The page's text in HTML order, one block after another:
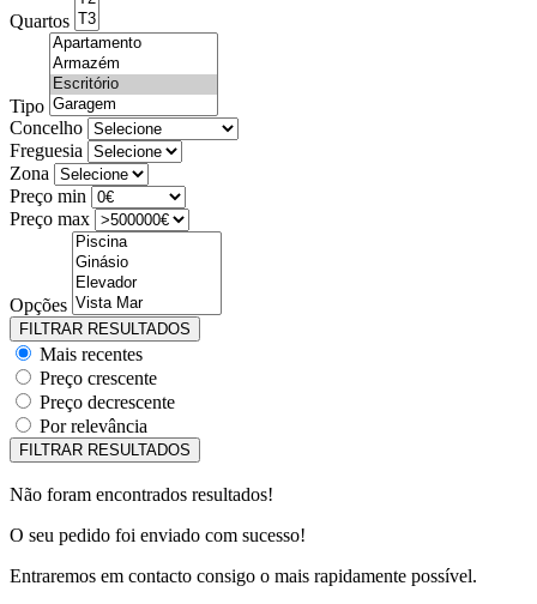
Quartos
Tipo
Concelho
Freguesia
Zona
Preço min
Preço max
Opções
Mais recentes
Preço crescente
Preço decrescente
Por relevância
Não foram encontrados resultados!
O seu pedido foi enviado com sucesso!
Entraremos em contacto consigo o mais rapidamente possível.